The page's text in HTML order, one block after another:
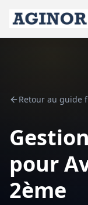
Retour au guide
pour
2ème